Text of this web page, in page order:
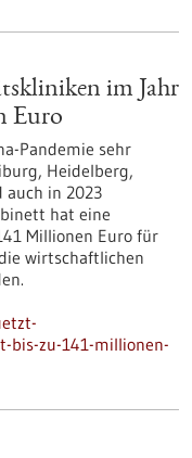
im Jahr
Euro
Pandemie sehr
Heidelberg,
in 2023
hat eine
Millionen Euro für
wirtschaftlichen
bis-zu-141-millionen-